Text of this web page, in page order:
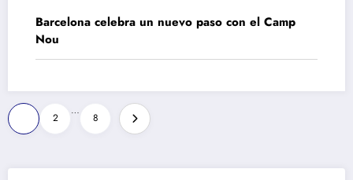
Barcelona celebra un nuevo paso con el Camp
Nou
Paginación
de
entradas
2
…
8